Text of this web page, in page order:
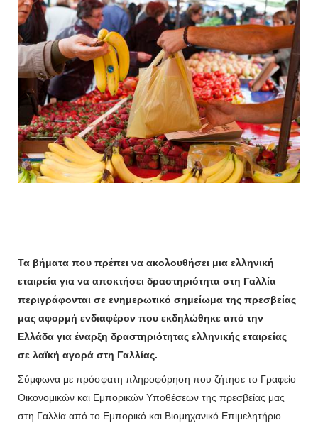
Τα βήματα που πρέπει να ακολουθήσει μια ελληνική
εταιρεία για να αποκτήσει δραστηριότητα στη Γαλλία
περιγράφονται σε ενημερωτικό σημείωμα της πρεσβείας
μας αφορμή ενδιαφέρον που εκδηλώθηκε από την
Ελλάδα για έναρξη δραστηριότητας ελληνικής εταιρείας
σε λαϊκή αγορά στη Γαλλίας.
Σύμφωνα με πρόσφατη πληροφόρηση που ζήτησε το Γραφείο
Οικονομικών και Εμπορικών Υποθέσεων της πρεσβείας μας
στη Γαλλία από το Εμπορικό και Βιομηχανικό Επιμελητήριο